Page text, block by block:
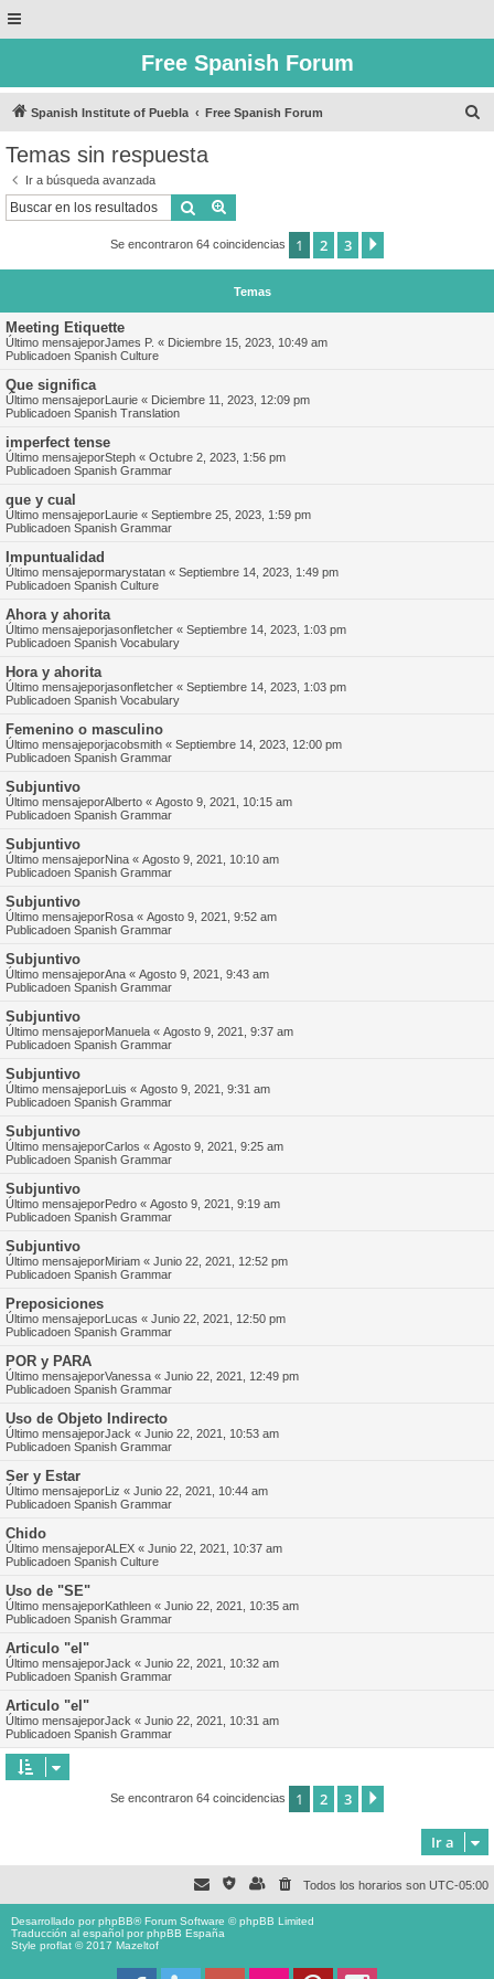
Free Spanish Forum
Spanish Institute of Puebla Free Spanish Forum
Temas sin respuesta
Ir a búsqueda avanzada
Buscar
Se encontraron 64 coincidencias 1 2 3
Temas
Meeting Etiquette
Último mensajeporJames P. « Diciembre 15, 2023, 10:49 am
Publicadoen Spanish Culture
Que significa
Último mensajeporLaurie « Diciembre 11, 2023, 12:09 pm
Publicadoen Spanish Translation
imperfect tense
Último mensajeporSteph « Octubre 2, 2023, 1:56 pm
Publicadoen Spanish Grammar
que y cual
Último mensajeporLaurie « Septiembre 25, 2023, 1:59 pm
Publicadoen Spanish Grammar
Impuntualidad
Último mensajepormarystatan « Septiembre 14, 2023, 1:49 pm
Publicadoen Spanish Culture
Ahora y ahorita
Último mensajeporjasonfletcher « Septiembre 14, 2023, 1:03 pm
Publicadoen Spanish Vocabulary
Hora y ahorita
Último mensajeporjasonfletcher « Septiembre 14, 2023, 1:03 pm
Publicadoen Spanish Vocabulary
Femenino o masculino
Último mensajeporjacobsmith « Septiembre 14, 2023, 12:00 pm
Publicadoen Spanish Grammar
Subjuntivo
Último mensajeporAlberto « Agosto 9, 2021, 10:15 am
Publicadoen Spanish Grammar
Subjuntivo
Último mensajeporNina « Agosto 9, 2021, 10:10 am
Publicadoen Spanish Grammar
Subjuntivo
Último mensajeporRosa « Agosto 9, 2021, 9:52 am
Publicadoen Spanish Grammar
Subjuntivo
Último mensajeporAna « Agosto 9, 2021, 9:43 am
Publicadoen Spanish Grammar
Subjuntivo
Último mensajeporManuela « Agosto 9, 2021, 9:37 am
Publicadoen Spanish Grammar
Subjuntivo
Último mensajeporLuis « Agosto 9, 2021, 9:31 am
Publicadoen Spanish Grammar
Subjuntivo
Último mensajeporCarlos « Agosto 9, 2021, 9:25 am
Publicadoen Spanish Grammar
Subjuntivo
Último mensajeporPedro « Agosto 9, 2021, 9:19 am
Publicadoen Spanish Grammar
Subjuntivo
Último mensajeporMiriam « Junio 22, 2021, 12:52 pm
Publicadoen Spanish Grammar
Preposiciones
Último mensajeporLucas « Junio 22, 2021, 12:50 pm
Publicadoen Spanish Grammar
POR y PARA
Último mensajeporVanessa « Junio 22, 2021, 12:49 pm
Publicadoen Spanish Grammar
Uso de Objeto Indirecto
Último mensajeporJack « Junio 22, 2021, 10:53 am
Publicadoen Spanish Grammar
Ser y Estar
Último mensajeporLiz « Junio 22, 2021, 10:44 am
Publicadoen Spanish Grammar
Chido
Último mensajeporALEX « Junio 22, 2021, 10:37 am
Publicadoen Spanish Culture
Uso de "SE"
Último mensajeporKathleen « Junio 22, 2021, 10:35 am
Publicadoen Spanish Grammar
Articulo "el"
Último mensajeporJack « Junio 22, 2021, 10:32 am
Publicadoen Spanish Grammar
Articulo "el"
Último mensajeporJack « Junio 22, 2021, 10:31 am
Publicadoen Spanish Grammar
Se encontraron 64 coincidencias 1 2 3
Ir a
Todos los horarios son UTC-05:00
Desarrollado porphpBB® Forum Software © phpBB Limited
Traducción al español porphpBB España
Style proflat © 2017 Mazeltof